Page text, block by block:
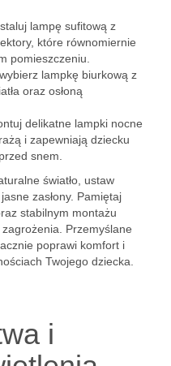
lampę sufitową z
które równomiernie
pomieszczeniu.
wybierz lampkę biurkową z
oraz osłoną
delikatne lampki nocne
i zapewniają dziecku
snem.
światło, ustaw
zasłony. Pamiętaj
stabilnym montażu
Przemyślane
poprawi komfort i
Twojego dziecka.
i